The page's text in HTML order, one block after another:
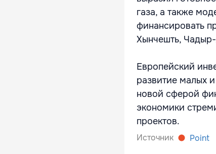
газа, а также
финансировать
Хынчешть,
Европейский
развитие малых
новой сферой
экономики
проектов.
Источник Point